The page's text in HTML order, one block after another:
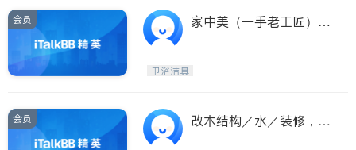
Brampton
Kitchener
Newmarket
Stouffville
Maple
Waterloo
Guelph
会员
家中美（一手老工匠）专
卫浴洁具
会员
改木结构／水／装修，出